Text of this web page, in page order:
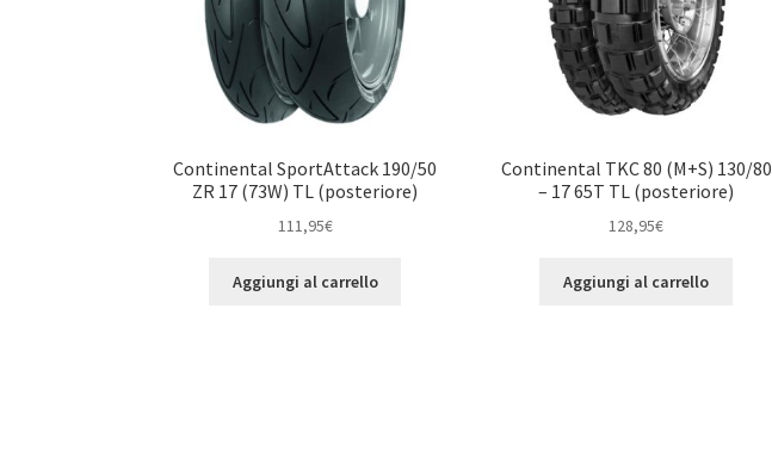
Continental SportAttack 190/50
ZR 17 (73W) TL (posteriore)
111,95€
Aggiungi al carrello
Continental TKC 80 (M+S) 130/80
– 17 65T TL (posteriore)
128,95€
Aggiungi al carrello